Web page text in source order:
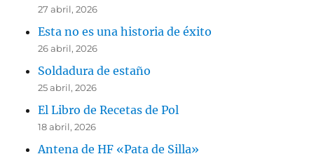
27 abril, 2026
Esta no es una historia de éxito
26 abril, 2026
Soldadura de estaño
25 abril, 2026
El Libro de Recetas de Pol
18 abril, 2026
Antena de HF «Pata de Silla»